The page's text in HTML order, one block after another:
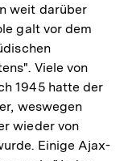
weit darüber
galt vor dem
Viele von
1945 hatte der
weswegen
wieder von
Einige Ajax-